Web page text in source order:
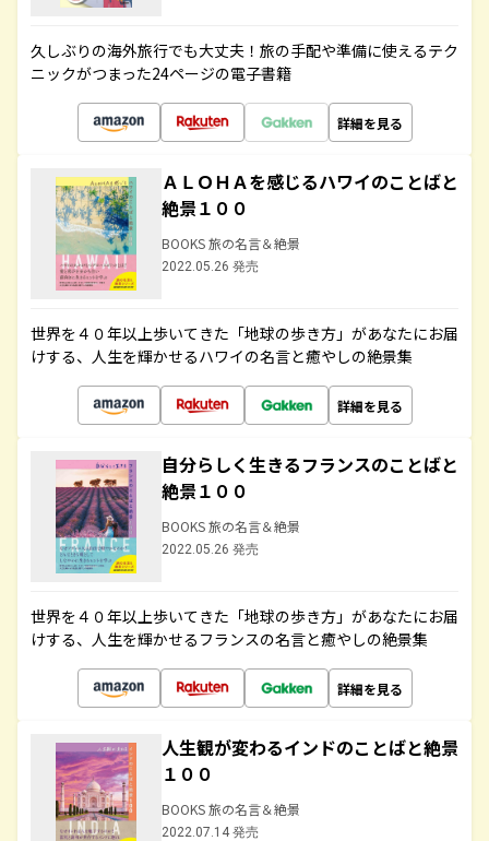
久しぶりの海外旅行でも大丈夫！旅の手配や準備に使えるテク
ニックがつまった24ページの電子書籍
詳細を見る
ＡＬＯＨＡを感じるハワイのことばと
絶景１００
BOOKS 旅の名言＆絶景
2022.05.26 発売
世界を４０年以上歩いてきた「地球の歩き方」があなたにお届
けする、人生を輝かせるハワイの名言と癒やしの絶景集
詳細を見る
自分らしく生きるフランスのことばと
絶景１００
BOOKS 旅の名言＆絶景
2022.05.26 発売
世界を４０年以上歩いてきた「地球の歩き方」があなたにお届
けする、人生を輝かせるフランスの名言と癒やしの絶景集
詳細を見る
人生観が変わるインドのことばと絶景
１００
BOOKS 旅の名言＆絶景
2022.07.14 発売